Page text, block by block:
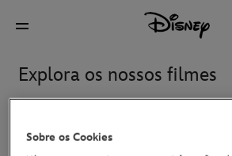
Explora os nossos filmes
Sobre os Cookies